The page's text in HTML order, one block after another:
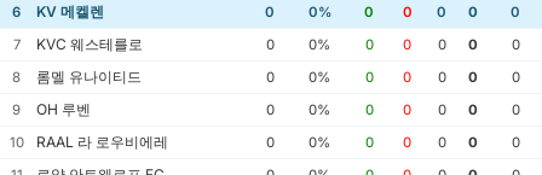
6
KV 메켈렌 0 0% 0 0 0 0
0
7
KVC 웨스테를로 0 0% 0 0 0 0
0
8
롬멜 유나이티드 0 0% 0 0 0 0
0
9
OH 루벤 0 0% 0 0 0 0
0
10
RAAL 라 로우비에레 0 0% 0 0 0 0
0